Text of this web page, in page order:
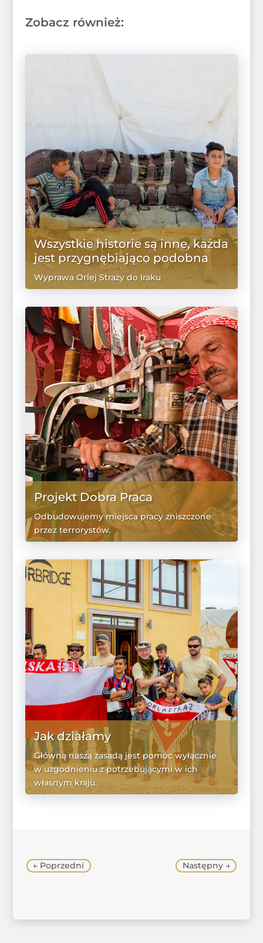
Zobacz również:
Wszystkie historie są inne, każda
jest przygnębiająco podobna
Wyprawa Orlej Straży do Iraku
WIĘCEJ
Projekt Dobra Praca
Odbudowujemy miejsca pracy zniszczone
przez terrorystów.
WIĘCEJ
Jak działamy
Główną naszą zasadą jest pomoc wyłącznie
w uzgodnieniu z potrzebującymi w ich
własnym kraju.
← Poprzedni Następny→